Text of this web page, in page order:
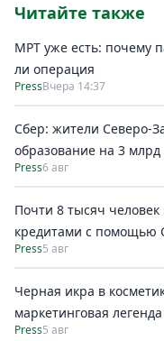
Читайте также
МРТ уже есть: почему
ли операция
PressВчера 14:37
Сбер: жители Северо-
образование на 3 млрд
Press6 авг
Почти 8 тысяч
кредитами с помощью
Press5 авг
Черная икра в
маркетинговая легенда
Press5 авг